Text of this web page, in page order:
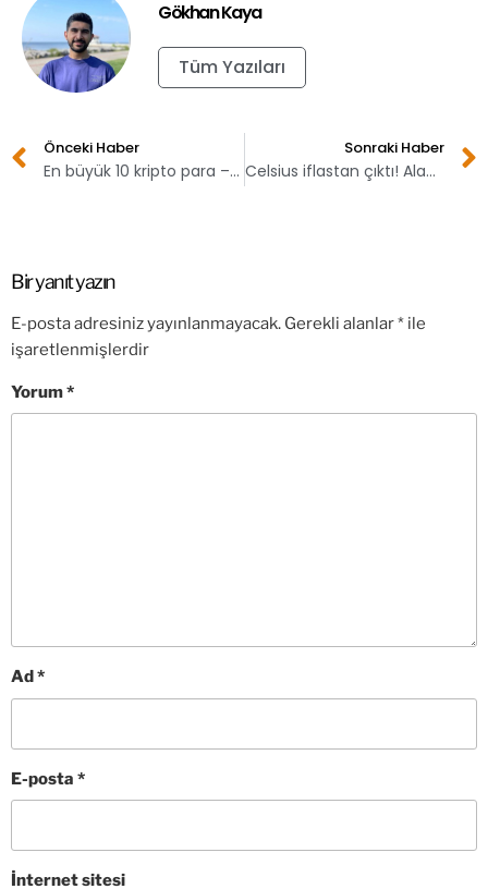
Gökhan Kaya
Tüm Yazıları
Önceki Haber
En büyük 10 kripto para – 28 Ocak
Sonraki Haber
Celsius iflastan çıktı! Alacaklılara ödemeler başladı
Bir yanıt yazın
E-posta adresiniz yayınlanmayacak. Gerekli alanlar* ile
işaretlenmişlerdir
Yorum*
Ad *
E-posta *
İnternet sitesi